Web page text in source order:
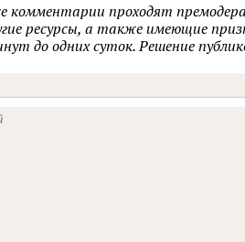
комментарии проходят
ресурсы, а также имеющие
до одних суток. Решение